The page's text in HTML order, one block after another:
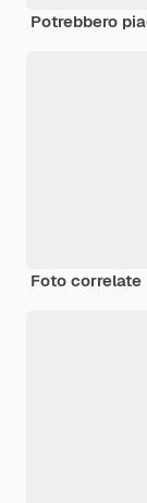
Potrebbero
Foto correlate